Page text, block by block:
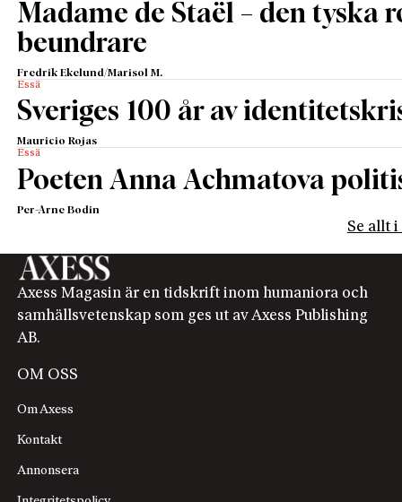
Madame de Staël – den tyska
beundrare
Fredrik Ekelund/Marisol M.
Essä
Sveriges 100 år av
Mauricio Rojas
Essä
Poeten Anna Achmatova
Per-Arne Bodin
Se allt i
Axess Magasin är en tidskrift inom humaniora och
samhällsvetenskap som ges ut av Axess Publishing
AB.
OM OSS
Om Axess
Kontakt
Annonsera